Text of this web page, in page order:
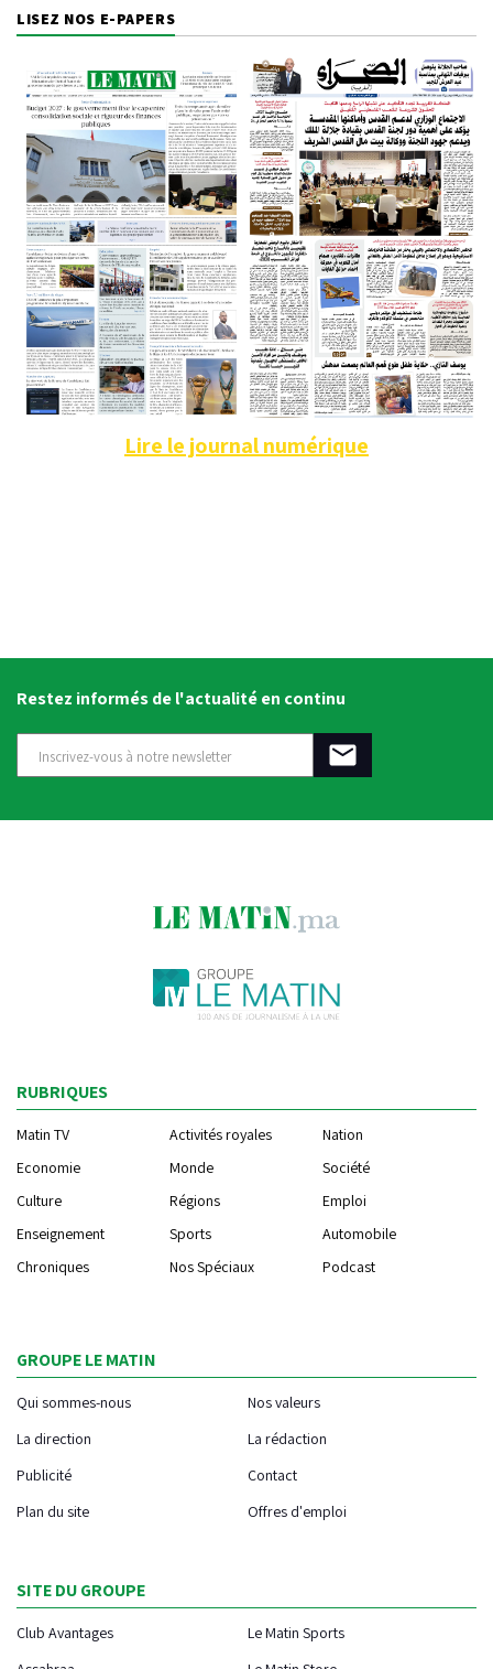
LISEZ NOS E-PAPERS
Lire le journal numérique
Restez informés de l'actualité en continu
RUBRIQUES
Matin TV Activités royales
Nation
Economie
Monde
Société
Culture
Régions
Emploi
Enseignement
Sports
Automobile
Chroniques
Nos Spéciaux Podcast
GROUPE LE MATIN
Qui sommes-nous
Nos valeurs
La direction
La rédaction
Publicité
Contact
Plan du site
Offres d'emploi
SITE DU GROUPE
Club Avantages
Le Matin Sports